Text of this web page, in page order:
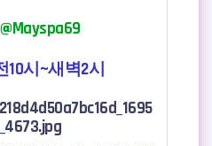
시~새벽2시